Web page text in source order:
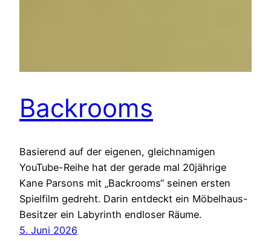
Backrooms
Basierend auf der eigenen, gleichnamigen
YouTube-Reihe hat der gerade mal 20jährige
Kane Parsons mit „Backrooms“ seinen ersten
Spielfilm gedreht. Darin entdeckt ein Möbelhaus-
Besitzer ein Labyrinth endloser Räume.
5. Juni 2026